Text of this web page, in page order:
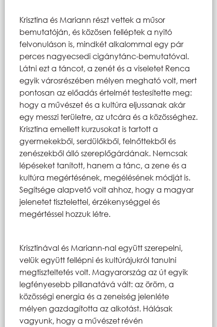
Krisztina és Mariann részt vettek a műsor
bemutatóján, és közösen felléptek a nyitó
felvonuláson is, mindkét alkalommal egy pár
perces nagyecsedi cigánytánc-bemutatóval.
Látni ezt a táncot, a zenét és a viseletet Renca
egyik városrészében mélyen megható volt, mert
pontosan az előadás értelmét testesítette meg:
hogy a művészet és a kultúra eljussanak akár
egy messzi területre, az utcára és a közösséghez.
Krisztina emellett kurzusokat is tartott a
gyermekekből, serdülőkből, felnőttekből és
zenészekből álló szereplőgárdának. Nemcsak
lépéseket tanított, hanem a tánc, a zene és a
kultúra megértésének, megélésének módját is.
Segítsége alapvető volt ahhoz, hogy a magyar
jelenetet tisztelettel, érzékenységgel és
megértéssel hozzuk létre.
Krisztinával és Mariann-nal együtt szerepelni,
velük együtt fellépni és kultúrájukról tanulni
megtiszteltetés volt. Magyarország az út egyik
legfényesebb pillanatává vált: az öröm, a
közösségi energia és a zeneiség jelenléte
mélyen gazdagította az alkotást. Hálásak
vagyunk, hogy a művészet révén